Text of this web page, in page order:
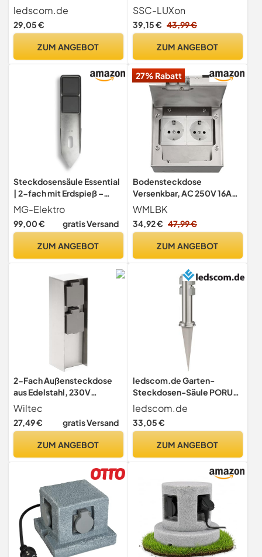
außen, IP44, 4-Fach,
Edelstahl, schwarz, eckig,
23 cm
ledscom.de
29,05 €
ZUM ANGEBOT
Gartensteckdose mit
Erdspieß Outdoor Edelstahl
rostfrei - Stromsäule
SSC-LUXon
39,15 € 43,99 €
ZUM ANGEBOT
Steckdosensäule Essential
| 2-fach mit Erdspieß –
Edelstahl | IP55, wetterfest
& robust – Außensteckdose
für Terrasse & Garten
MG-Elektro
99,00 € gratis Versand
ZUM ANGEBOT
27% Rabatt
Bodensteckdose
Versenkbar, AC 250V 16A
Wasserdichte Edelstahl-
Einbausteckdose mit Zwei
EU-Stecker für Zuhause,
WMLBK
34,92 € 47,99 €
ZUM ANGEBOT
2-Fach Außensteckdose
aus Edelstahl, 230V
Gartensteckdose mit IP44
Schutzklasse für
Außenbereiche
Wiltec
27,49 € gratis Versand
ZUM ANGEBOT
ledscom.de Garten-
Steckdosen-Säule PORU
mit Erdspieß für außen, 4-
Fach, Edelstahl, rund, 38cm
ledscom.de
33,05 €
ZUM ANGEBOT